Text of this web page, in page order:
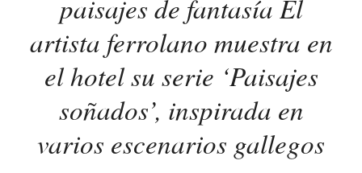
paisajes de fantasía El
artista ferrolano muestra en
el hotel su serie ‘Paisajes
soñados’, inspirada en
varios escenarios gallegos